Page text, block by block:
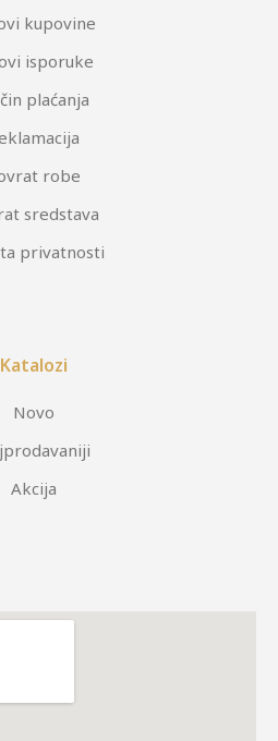
kupovine
isporuke
plaćanja
robe
sredstava
privatnosti
Katalozi
Novo
Akcija